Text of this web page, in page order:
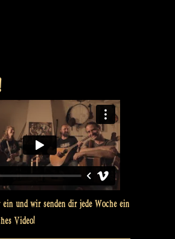
und wir senden dir jede Woche ein
Video!